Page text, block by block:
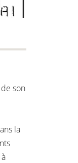
son
la